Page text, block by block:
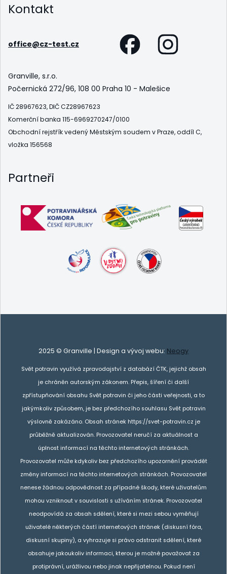
Kontakt
office@cz-test.cz
Granville, s.r.o.
Počernická 272/96, 108 00 Praha 10 - Malešice
IČ 28967623, DIČ CZ28967623
Komerční banka 115-6969270247/0100
Obchodní rejstřík vedený Městským soudem v Praze, oddíl C,
vložka 156568
Partneři
2025 © Granville | Design a vývoj webu: Neogy
Svět potravin využívá zpravodajství z databází ČTK, jejichž obsah
je chráněn autorským zákonem. Přepis, šíření či další
zpřístupňování obsahu Svět potravin či jeho části veřejnosti, a to
jakýmkoliv způsobem, je bez předchozího souhlasu Svět potravin
výslovně zakázáno. Obsah stránek https://svet-potravin.cz je
průběžně aktualizován. Provozovatel neručí za aktuálnost a
úplnost informací na těchto internetových stránkách.
Provozovatel může kdykoliv bez předchozího upozornění provádět
změny informací na těchto internetových stránkách. Provozovatel
nenese žádnou odpovědnost za případné škody, které uživatelům
mohou vzniknout v souvislosti s užíváním stránek. Provozovatel
neodpovídá za obsah sdělení, které si mezi sebou vyměňují
uživatelé některých částí internetových stránek (diskusní fóra,
diskusní skupiny), a vyhrazuje si právo odstranit sdělení, které
obsahuje jakoukoliv informaci, kterou je možné považovat za
protiprávní, urážlivou nebo jinak nepřijatelnou. Pokud není